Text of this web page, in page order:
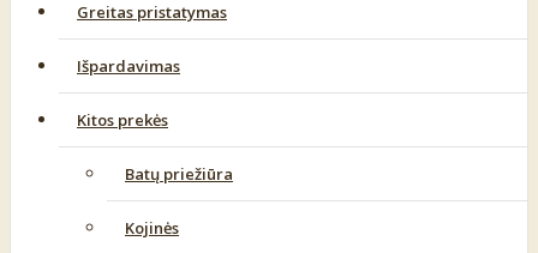
Greitas pristatymas
Išpardavimas
Kitos prekės
Batų priežiūra
Kojinės